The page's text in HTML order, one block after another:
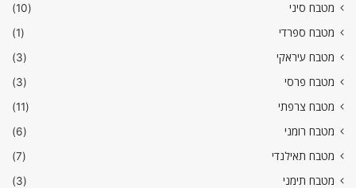
מטבח סיני
(10)
מטבח ספרדי
(1)
מטבח עיראקי
(3)
מטבח פרסי
(3)
מטבח צרפתי
(11)
מטבח רומני
(6)
מטבח תאילנדי
(7)
מטבח תימני
(3)